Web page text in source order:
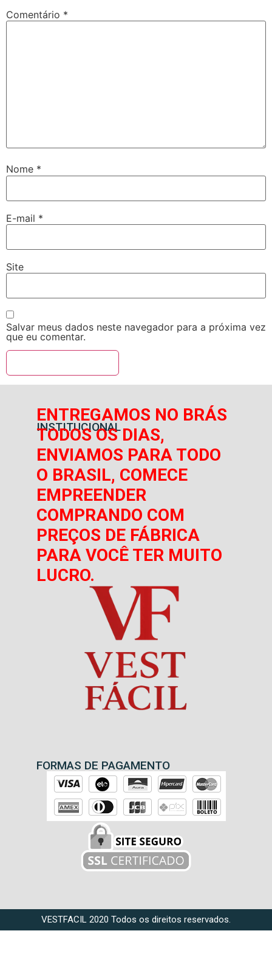
Comentário *
Nome *
E-mail *
Site
Salvar meus dados neste navegador para a próxima vez
que eu comentar.
INSTITUCIONAL
ENTREGAMOS NO BRÁS
TODOS OS DIAS,
ENVIAMOS PARA TODO
O BRASIL, COMECE
EMPREENDER
COMPRANDO COM
PREÇOS DE FÁBRICA
PARA VOCÊ TER MUITO
LUCRO.
FORMAS DE PAGAMENTO
VESTFACIL 2020 Todos os direitos reservados.